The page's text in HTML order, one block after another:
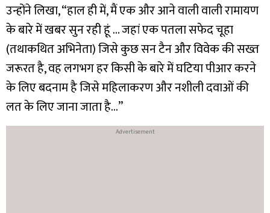
उन्होंने लिखा, “हाल ही में, मैं एक और आने वाली वाली रामायण
के बारे में खबर सुन रही हूं … जहां एक पतला सफेद चूहा
(तथाकथित अभिनेता) जिसे कुछ सन टैन और विवेक की सख्त
जरूरत है, वह लगभग हर किसी के बारे में घटिया पीआर करने
के लिए बदनाम है जिसे महिलाकरण और नशीली दवाओं की
लत के लिए जाना जाता है…”